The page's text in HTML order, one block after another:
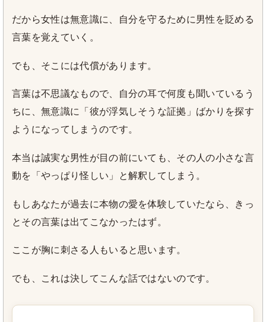
だから女性は無意識に、自分を守るために男性を貶める
言葉を覚えていく。
でも、そこには代償があります。
言葉は不思議なもので、自分の耳で何度も聞いているう
ちに、無意識に「彼が浮気しそうな証拠」ばかりを探す
ようになってしまうのです。
本当は誠実な男性が目の前にいても、その人の小さな言
動を「やっぱり怪しい」と解釈してしまう。
もしあなたが過去に本物の愛を体験していたなら、きっ
とその言葉は出てこなかったはず。
ここが胸に刺さる人もいると思います。
でも、これは決してこんな話ではないのです。